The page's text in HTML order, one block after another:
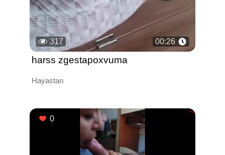
317 00:26
harss zgestapoxvuma
Hayastan
0